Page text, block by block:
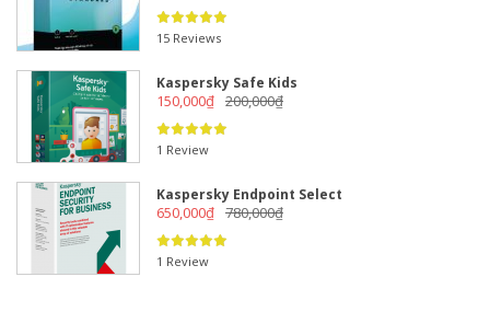
15 Reviews
Kaspersky Safe Kids
200,000₫
150,000₫
1 Review
Kaspersky Endpoint Select
780,000₫
650,000₫
1 Review